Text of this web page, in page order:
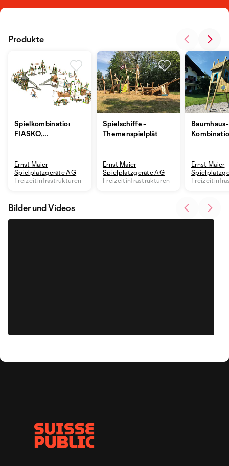
Spielkombinationen
FIASKO,
Ernst Maier
Spielplatzgeräte AG
Freizeitinfrastrukturen
Spielschiffe -
Themenspielplätze
Ernst Maier
Spielplatzgeräte AG
Freizeitinfrastrukturen
Baumhaus-
Ernst Maier
Produkte
Bilder und Videos